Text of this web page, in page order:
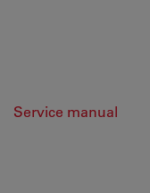
Service manual